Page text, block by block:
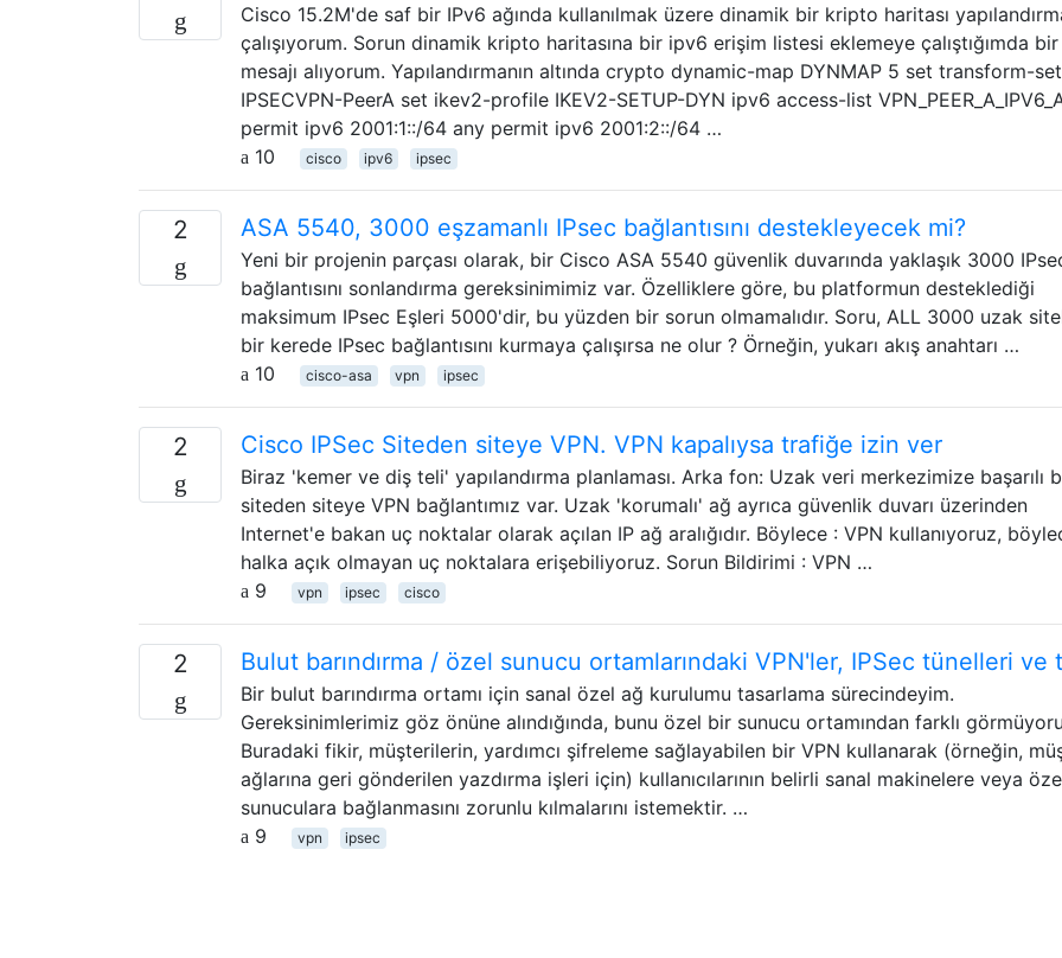
Cisco 15.2M'de saf bir IPv6 ağında kullanılmak üzere dinamik bir kripto haritası
çalışıyorum. Sorun dinamik kripto haritasına bir ipv6 erişim listesi eklemeye çalıştığımda
mesajı alıyorum. Yapılandırmanın altında crypto dynamic-map DYNMAP 5 set transform-set
IPSECVPN-PeerA set ikev2-profile IKEV2-SETUP-DYN ipv6 access-list
permit ipv6 2001:1::/64 any permit ipv6 2001:2::/64 …
10
cisco ipv6 ipsec
2 ASA 5540, 3000 eşzamanlı IPsec bağlantısını destekleyecek mi?
Yeni bir projenin parçası olarak, bir Cisco ASA 5540 güvenlik duvarında yaklaşık 3000
bağlantısını sonlandırma gereksinimimiz var. Özelliklere göre, bu platformun desteklediği
maksimum IPsec Eşleri 5000'dir, bu yüzden bir sorun olmamalıdır. Soru, ALL 3000 uzak
bir kerede IPsec bağlantısını kurmaya çalışırsa ne olur ? Örneğin, yukarı akış anahtarı …
10
cisco-asa vpn ipsec
2 Cisco IPSec Siteden siteye VPN. VPN kapalıysa trafiğe izin ver
Biraz 'kemer ve diş teli' yapılandırma planlaması. Arka fon: Uzak veri merkezimize başarılı
siteden siteye VPN bağlantımız var. Uzak 'korumalı' ağ ayrıca güvenlik duvarı üzerinden
Internet'e bakan uç noktalar olarak açılan IP ağ aralığıdır. Böylece : VPN kullanıyoruz,
halka açık olmayan uç noktalara erişebiliyoruz. Sorun Bildirimi : VPN …
9
vpn ipsec cisco
2 Bulut barındırma / özel sunucu ortamlarındaki VPN'ler, IPSec tünelleri ve
Bir bulut barındırma ortamı için sanal özel ağ kurulumu tasarlama sürecindeyim.
Gereksinimlerimiz göz önüne alındığında, bunu özel bir sunucu ortamından farklı
Buradaki fikir, müşterilerin, yardımcı şifreleme sağlayabilen bir VPN kullanarak (örneğin,
ağlarına geri gönderilen yazdırma işleri için) kullanıcılarının belirli sanal makinelere veya
sunuculara bağlanmasını zorunlu kılmalarını istemektir. …
9
vpn ipsec